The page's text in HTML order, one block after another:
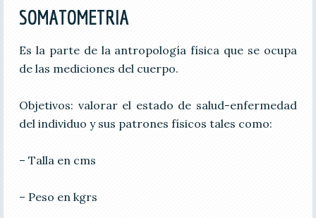
SOMATOMETRIA
Es la parte de la antropología física que se ocupa
de las mediciones del cuerpo.
Objetivos: valorar el estado de salud-enfermedad
del individuo y sus patrones físicos tales como:
– Talla en cms
– Peso en kgrs